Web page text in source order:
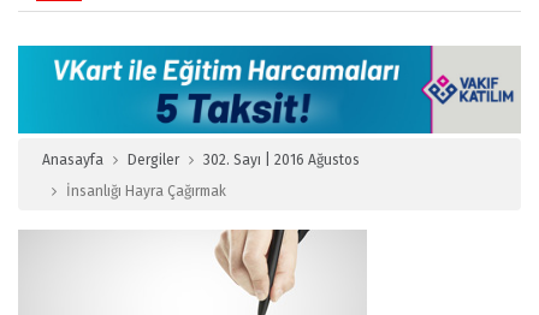
Anasayfa Dergiler
302. Sayı | 2016 Ağustos
İnsanlığı Hayra Çağırmak